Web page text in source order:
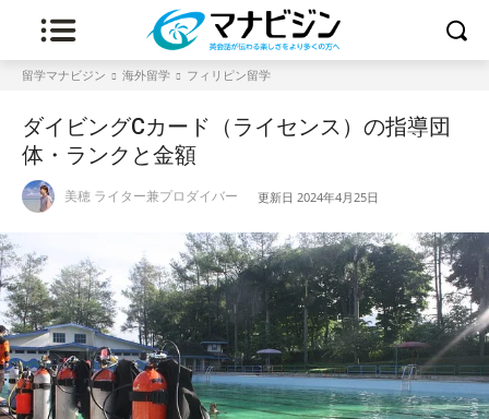
留学マナビジン 海外留学 フィリピン留学
ダイビングCカード（ライセンス）の指導団
体・ランクと金額
美穂 ライター兼プロダイバー 更新日 2024年4月25日